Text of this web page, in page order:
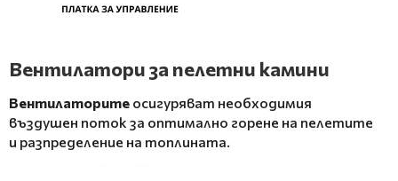
Вентилатори за пелетни камини
Вентилаторите осигуряват необходимия
въздушен поток за оптимално горене на пелетите
и разпределение на топлината.